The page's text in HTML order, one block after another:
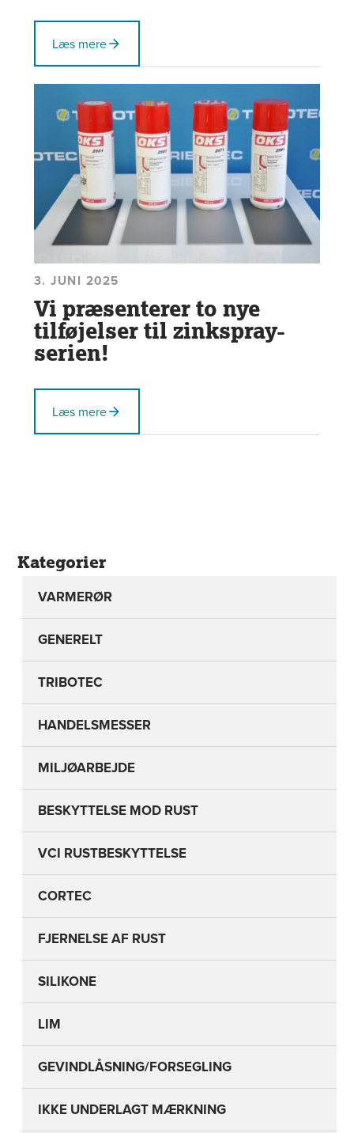
Læs mere
3. JUNI 2025
Vi præsenterer to nye
tilføjelser til zinkspray-
serien!
Læs mere
Kategorier
VARMERØR
GENERELT
TRIBOTEC
HANDELSMESSER
MILJØARBEJDE
BESKYTTELSE MOD RUST
VCI RUSTBESKYTTELSE
CORTEC
FJERNELSE AF RUST
SILIKONE
LIM
GEVINDLÅSNING/FORSEGLING
IKKE UNDERLAGT MÆRKNING